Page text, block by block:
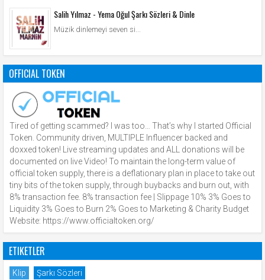
Salih Yılmaz - Yema Oğul Şarkı Sözleri & Dinle
Müzik dinlemeyi seven si...
OFFICIAL TOKEN
Tired of getting scammed? I was too… That’s why I started Official
Token. Community driven, MULTIPLE Influencer backed and
doxxed token! Live streaming updates and ALL donations will be
documented on live Video! To maintain the long-term value of
official token supply, there is a deflationary plan in place to take out
tiny bits of the token supply, through buybacks and burn out, with
8% transaction fee. 8% transaction fee | Slippage 10% 3% Goes to
Liquidity 3% Goes to Burn 2% Goes to Marketing & Charity Budget
Website: https://www.officialtoken.org/
ETIKETLER
Klip Şarkı Sözleri